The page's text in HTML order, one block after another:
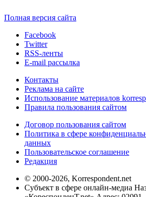
Полная версия сайта
Facebook
Twitter
RSS-ленты
E-mail рассылка
Контакты
Реклама на сайте
Использование материалов
Правила пользования сайтом
Договор пользования сайтом
Политика в сфере
данных
Пользовательское соглашение
Редакция
© 2000-2026, Korrespondent.net
Субъект в сфере онлайн-медиа